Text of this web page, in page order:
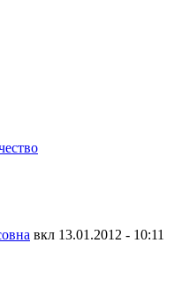
вкл 13.01.2012 - 10:11